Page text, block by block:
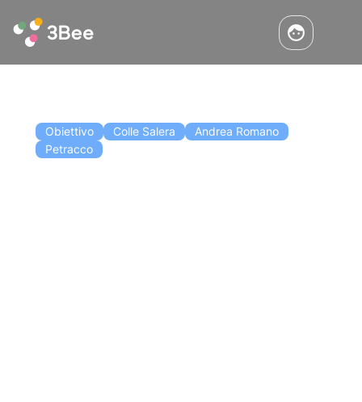
Obiettivo Colle Salera
Andrea Romano
Petracco